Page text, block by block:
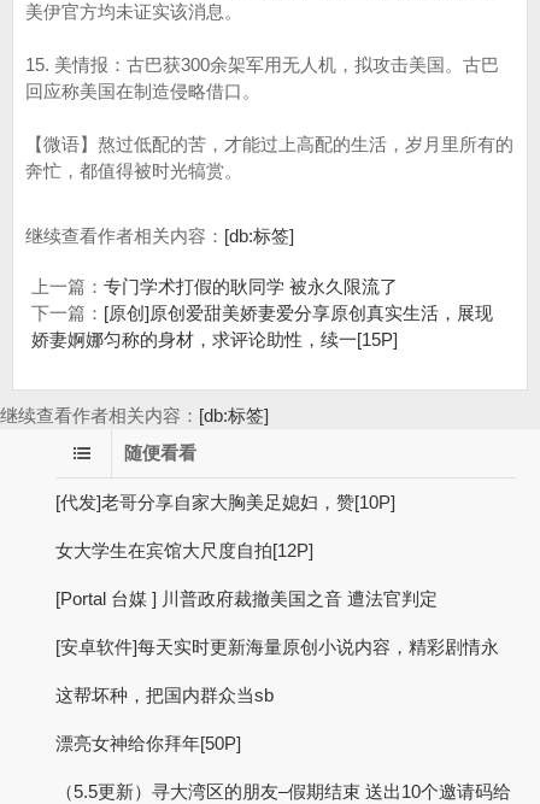
美伊官方均未证实该消息。
15. 美情报：古巴获300余架军用无人机，拟攻击美国。古巴
回应称美国在制造侵略借口。
【微语】熬过低配的苦，才能过上高配的生活，岁月里所有的
奔忙，都值得被时光犒赏。
继续查看作者相关内容： [db:标签]
上一篇： 专门学术打假的耿同学 被永久限流了
下一篇： [原创]原创爱甜美娇妻爱分享原创真实生活，展现
娇妻婀娜匀称的身材，求评论助性，续一[15P]
继续查看作者相关内容： [db:标签]
随便看看
[代发]老哥分享自家大胸美足媳妇，赞[10P]
女大学生在宾馆大尺度自拍[12P]
[Portal 台媒 ] 川普政府裁撤美国之音 遭法官判定
[安卓软件]每天实时更新海量原创小说内容，精彩剧情永
这帮坏种，把国内群众当sb
漂亮女神给你拜年[50P]
（5.5更新）寻大湾区的朋友–假期结束 送出10个邀请码给